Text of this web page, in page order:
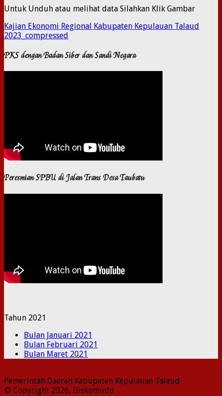
Untuk Unduh atau melihat data Silahkan Klik Gambar
Kajian Ekonomi Regional Kabupaten Kepulauan Talaud
2023_compressed
PKS dengan Badan Siber dan Sandi Negara
Peresmian SPBU di Jalan Trans Desa Taubatu
Tahun 2021
Bulan Januari 2021
Bulan Februari 2021
Bulan Maret 2021
Pemerintah Daerah Kabupaten Kepulauan Talaud
© Copyright 2026, Diskominfo